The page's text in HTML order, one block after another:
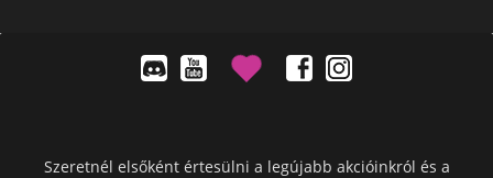
Szeretnél elsőként értesülni a legújabb akcióinkról és a